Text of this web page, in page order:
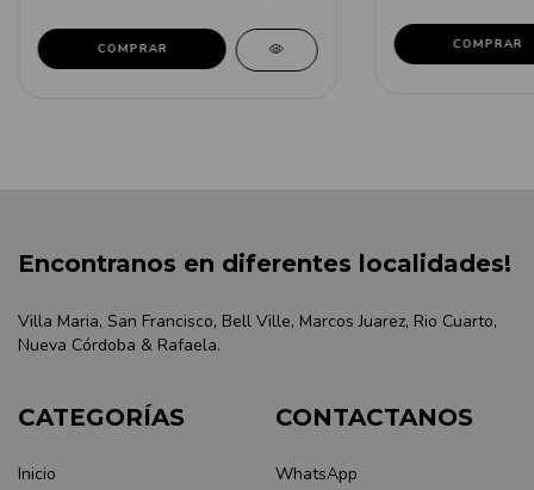
COMPRAR
Encontranos en diferentes localidades!
Villa Maria, San Francisco, Bell Ville, Marcos Juarez, Rio Cuarto,
Nueva Córdoba & Rafaela.
CATEGORÍAS
Inicio
CONTACTANOS
WhatsApp